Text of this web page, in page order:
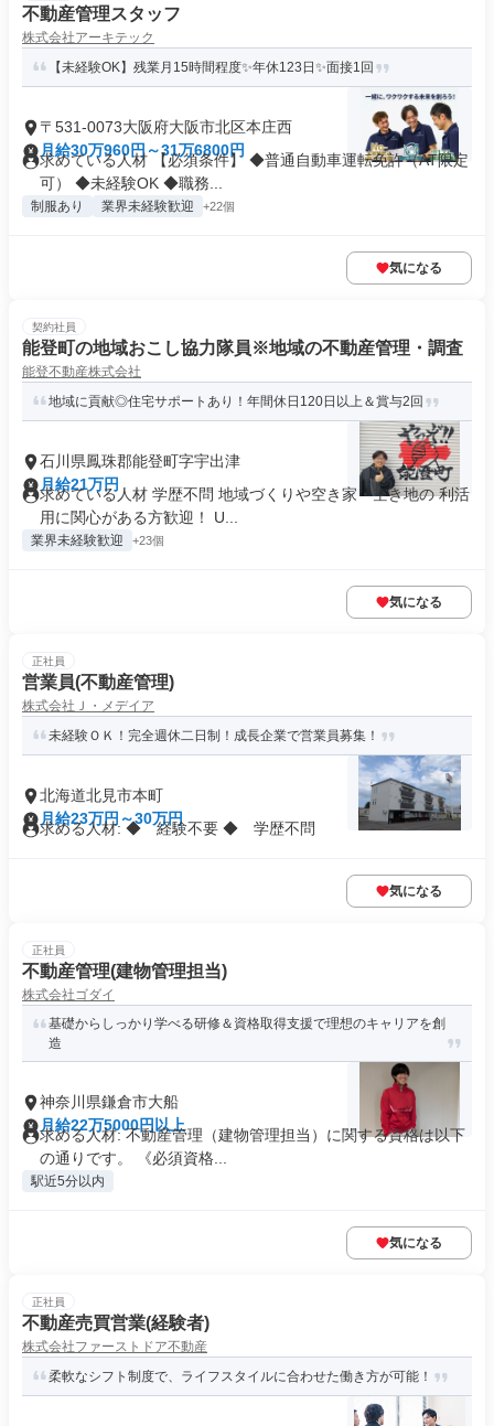
不動産管理スタッフ
株式会社アーキテック
【未経験OK】残業月15時間程度✨年休123日✨面接1回
〒531-0073大阪府大阪市北区本庄西
月給30万960円～31万6800円
求めている人材 【必須条件】 ◆普通自動車運転免許（AT限定
可） ◆未経験OK ◆職務...
制服あり 業界未経験歓迎 +22個
気になる
契約社員
能登町の地域おこし協力隊員※地域の不動産管理・調査
能登不動産株式会社
地域に貢献◎住宅サポートあり！年間休日120日以上＆賞与2回
石川県鳳珠郡能登町字宇出津
月給21万円
求めている人材 学歴不問 地域づくりや空き家・空き地の 利活
用に関心がある方歓迎！ U...
業界未経験歓迎 +23個
気になる
正社員
営業員(不動産管理)
株式会社Ｊ・メデイア
未経験ＯＫ！完全週休二日制！成長企業で営業員募集！
北海道北見市本町
月給23万円～30万円
求める人材: ◆ 経験不要 ◆ 学歴不問
気になる
正社員
不動産管理(建物管理担当)
株式会社ゴダイ
基礎からしっかり学べる研修＆資格取得支援で理想のキャリアを創
造
神奈川県鎌倉市大船
月給22万5000円以上
求める人材: 不動産管理（建物管理担当）に関する資格は以下
の通りです。 《必須資格...
駅近5分以内
気になる
正社員
不動産売買営業(経験者)
株式会社ファーストドア不動産
柔軟なシフト制度で、ライフスタイルに合わせた働き方が可能！